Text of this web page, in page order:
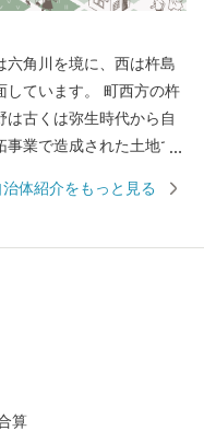
六角川を境に、西は杵島
しています。 町西方の杵
古くは弥生時代から自
業で造成された土地で
や塩田川をはじめとする
で好評です。 また、有
極的に取り組んでいま
た美しく個性豊かな自然
治体紹介をもっと見る
算